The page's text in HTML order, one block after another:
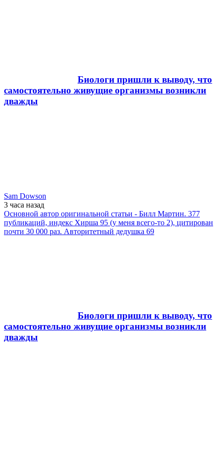
Биологи пришли к выводу, что
самостоятельно живущие организмы возникли
дважды
Sam Dowson
3 часа назад
Основной автор оригинальной статьи - Билл Мартин. 377
публикаций, индекс Хирша 95 (у меня всего-то 2), цитирован
почти 30 000 раз. Авторитетный дедушка 69
Биологи пришли к выводу, что
самостоятельно живущие организмы возникли
дважды